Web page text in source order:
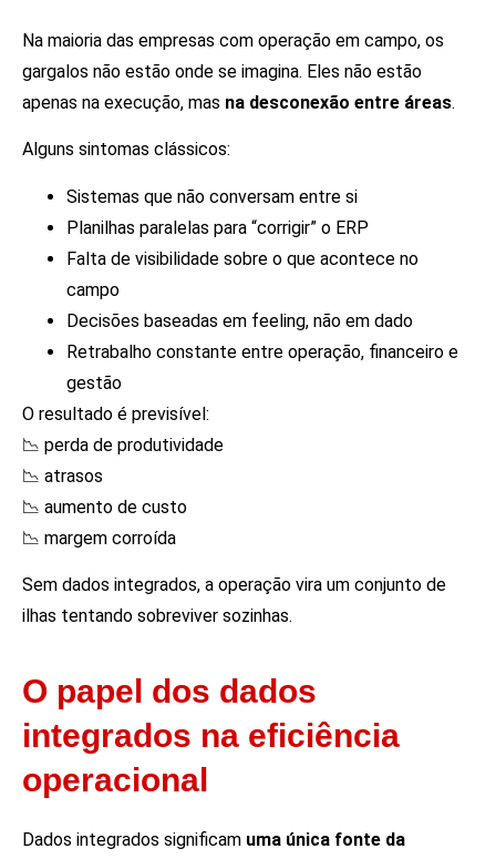
Na maioria das empresas com operação em campo, os
gargalos não estão onde se imagina. Eles não estão
apenas na execução, mas na desconexão entre áreas.
Alguns sintomas clássicos:
Sistemas que não conversam entre si
Planilhas paralelas para “corrigir” o ERP
Falta de visibilidade sobre o que acontece no
campo
Decisões baseadas em feeling, não em dado
Retrabalho constante entre operação, financeiro e
gestão
O resultado é previsível:
📉 perda de produtividade
📉 atrasos
📉 aumento de custo
📉 margem corroída
Sem dados integrados, a operação vira um conjunto de
ilhas tentando sobreviver sozinhas.
O papel dos dados
integrados na eficiência
operacional
Dados integrados significam uma única fonte da